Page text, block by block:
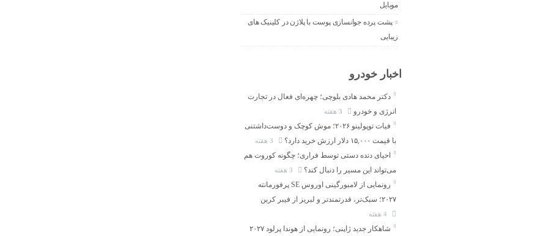
موبایل
پشت پرده جوانسازی پوست با پلاژن در کلینیک های
زیبایی
اخبار خودرو
دکتر محمد هادی بلوچی؛ چهره‌ای فعال در تجارت
انرژی و خودرو
فیات توپولینو ۲۰۲۶؛ موش کوچک و دوست‌داشتنی
با قیمت ۱۵,۰۰۰ دلار ارزش خرید دارد؟
احیای دنده دستی توسط فراری؛ چگونه کوروت هم
می‌تواند این مسیر را دنبال کند؟
رونمایی از لامبورگینی اوروس SE پرفورمانته
۲۰۲۷؛ سبک‌تر، قدرتمندتر و لبریز از فیبر کربن
شاهکار جدید ژاپنی؛ رونمایی از هوندا پرلود ۲۰۲۷